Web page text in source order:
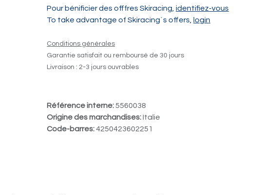
Pour bénificier des offfres Skiracing,identifiez-vous
To take advantage of Skiracing´s offers, login
Conditions générales
Garantie satisfait ou remboursé de 30 jours
Livraison : 2-3 jours ouvrables
Référence interne:5560038
Origine des marchandises:Italie
Code-barres:4250423602251